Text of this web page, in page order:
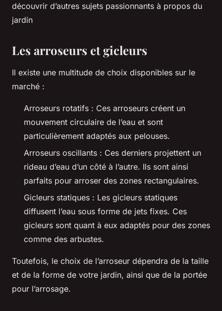
découvrir d’autres sujets passionnants à propos du
jardin
Les arroseurs et gicleurs
Il existe une multitude de choix disponibles sur le
marché :
Arroseurs rotatifs : Ces arroseurs créent un
mouvement circulaire de l’eau et sont
particulièrement adaptés aux pelouses.
Arroseurs oscillants : Ces derniers projettent un
rideau d’eau d’un côté à l’autre. Ils sont ainsi
parfaits pour arroser des zones rectangulaires.
Gicleurs statiques : Les gicleurs statiques
diffusent l’eau sous forme de jets fixes. Ces
gicleurs sont quant à eux adaptés pour des zones
comme des arbustes.
Toutefois, le choix de l’arroseur dépendra de la taille
et de la forme de votre jardin, ainsi que de la portée
pour l’arrosage.